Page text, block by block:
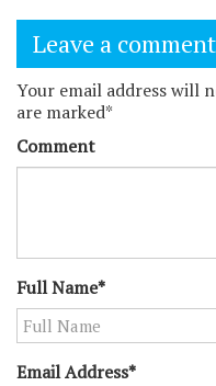
Leave a
Your email address will
are marked*
Comment
Full Name*
Email Address*